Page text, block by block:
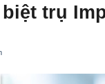
trụ